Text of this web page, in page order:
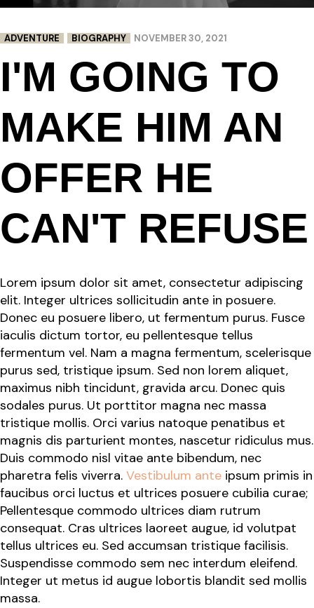
ADVENTURE BIOGRAPHY NOVEMBER 30, 2021
I'M GOING TO
MAKE HIM AN
OFFER HE
CAN'T REFUSE
Lorem ipsum dolor sit amet, consectetur adipiscing
elit. Integer ultrices sollicitudin ante in posuere.
Donec eu posuere libero, ut fermentum purus. Fusce
iaculis dictum tortor, eu pellentesque tellus
fermentum vel. Nam a magna fermentum, scelerisque
purus sed, tristique ipsum. Sed non lorem aliquet,
maximus nibh tincidunt, gravida arcu. Donec quis
sodales purus. Ut porttitor magna nec massa
tristique mollis. Orci varius natoque penatibus et
magnis dis parturient montes, nascetur ridiculus mus.
Duis commodo nisl vitae ante bibendum, nec
pharetra felis viverra. Vestibulum ante ipsum primis in
faucibus orci luctus et ultrices posuere cubilia curae;
Pellentesque commodo ultrices diam rutrum
consequat. Cras ultrices laoreet augue, id volutpat
tellus ultrices eu. Sed accumsan tristique facilisis.
Suspendisse commodo sem nec interdum eleifend.
Integer ut metus id augue lobortis blandit sed mollis
massa.